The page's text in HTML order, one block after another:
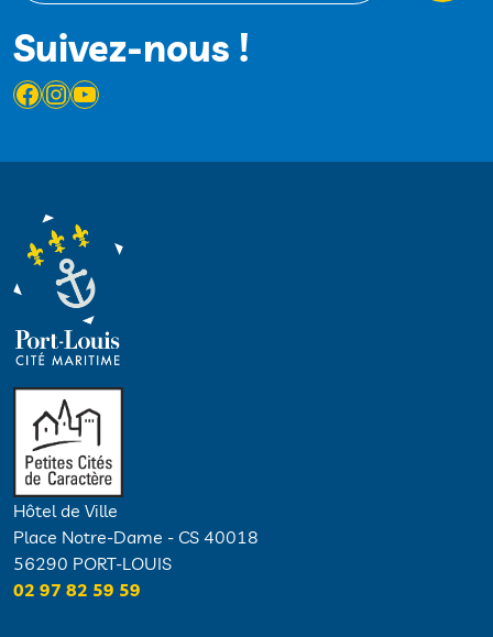
Suivez-nous !
Facebook
Instagram
YouTube
Hôtel de Ville
Place Notre-Dame - CS 40018
56290 PORT-LOUIS
02 97 82 59 59